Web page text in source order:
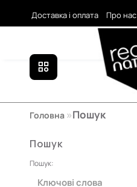
Доставка і оплата Про нас
Головна Пошук
Пошук
Пошук: